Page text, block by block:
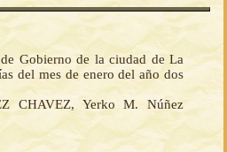
Gobierno de la ciudad de La
del mes de enero del año dos
CHAVEZ, Yerko M. Núñez